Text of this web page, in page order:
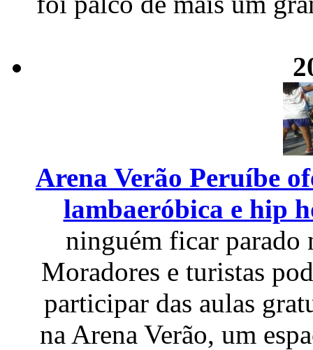
Arena Verão Peruíbe
lambaeróbica e hip
ninguém ficar parado
Moradores e turistas
participar das aulas
na Arena Verão, um